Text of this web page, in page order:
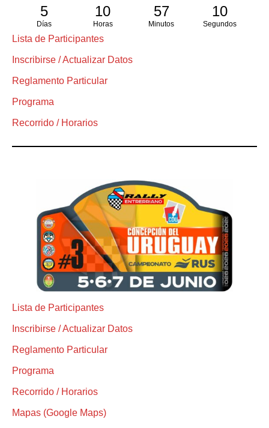
5
Días
10
Horas
57
Minutos
10
Segundos
Lista de Participantes
Inscribirse / Actualizar Datos
Reglamento Particular
Programa
Recorrido / Horarios
Lista de Participantes
Inscribirse / Actualizar Datos
Reglamento Particular
Programa
Recorrido / Horarios
Mapas (Google Maps)